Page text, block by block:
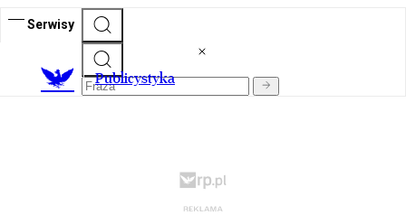
Serwisy
Publicystyka